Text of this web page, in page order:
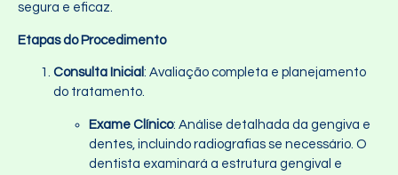
segura e eficaz.
Etapas do Procedimento
Consulta Inicial : Avaliação completa e planejamento
do tratamento.
Exame Clínico: Análise detalhada da gengiva e
dentes, incluindo radiografias se necessário. O
dentista examinará a estrutura gengival e